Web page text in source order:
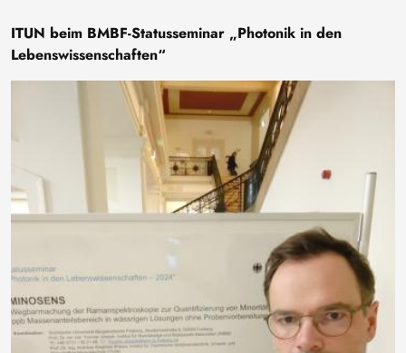
ITUN beim BMBF-Statusseminar „Photonik in den
Lebenswissenschaften“